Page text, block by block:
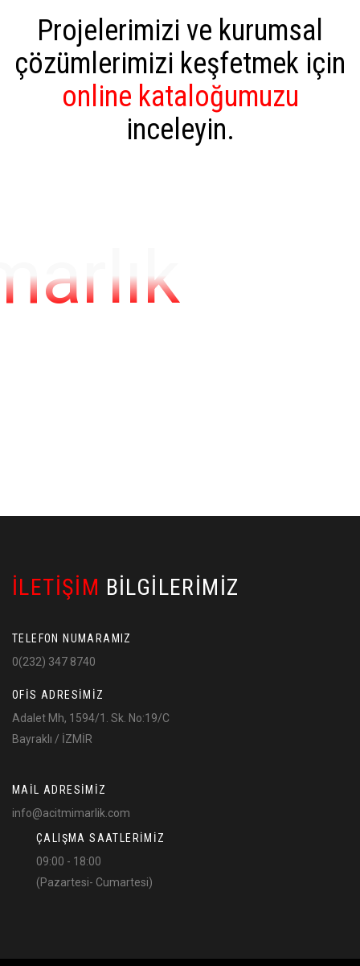
Projelerimizi ve kurumsal
çözümlerimizi keşfetmek için
online kataloğumuzu
inceleyin.
İLETIŞIM BILGILERIMIZ
TELEFON NUMARAMIZ
0(232) 347 8740
OFIS ADRESIMIZ
Adalet Mh, 1594/1. Sk. No:19/C
Bayraklı / İZMİR
MAIL ADRESIMIZ
info@acitmimarlik.com
ÇALIŞMA SAATLERIMIZ
09:00 - 18:00
(Pazartesi- Cumartesi)